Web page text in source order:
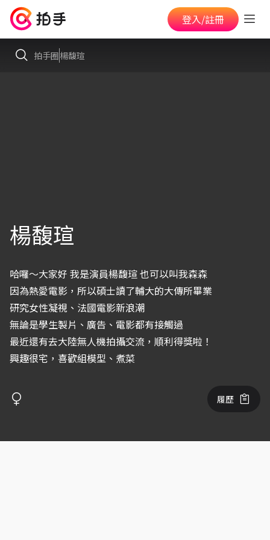
登入/註冊
拍手圈楊馥瑄
楊馥瑄
哈囉～大家好 我是演員楊馥瑄 也可以叫我森森
因為熱愛電影，所以碩士讀了輔大的大傳所畢業
研究女性凝視、法國電影新浪潮
無論是學生製片、廣告、電影都有接觸過
最近還有去大陸無人機拍攝交流，順利得獎啦！
興趣很宅，喜歡組模型、煮菜
履歷